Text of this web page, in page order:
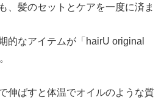
、髪のセットとケアを一度に済ま
的なアイテムが「hairU original
伸ばすと体温でオイルのような質